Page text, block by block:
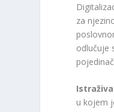
za
odlučuje
u kojem